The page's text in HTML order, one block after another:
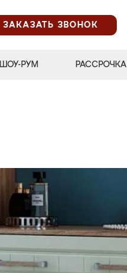
ЗАКАЗАТЬ ЗВОНОК
ШОУ-РУМ РАССРОЧКА